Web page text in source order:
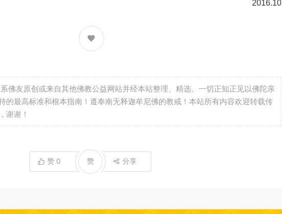
2016.10
佛友原创或来自其他佛教公益网站并经本站整理、精选。一切正知正见以佛陀亲
的最高标准和根本指南！遵奉南无释迦牟尼佛的教戒！本站所有内容欢迎转载传
谢谢！
赞0 分享
赞